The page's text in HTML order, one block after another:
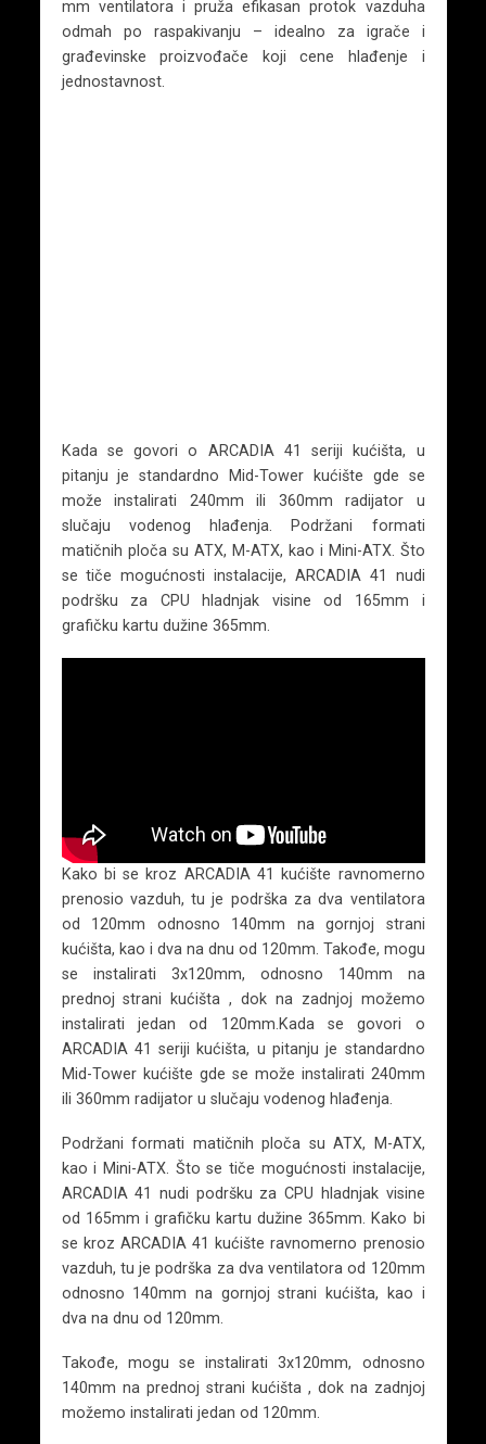
mm ventilatora i pruža efikasan protok vazduha
odmah po raspakivanju – idealno za igrače i
građevinske proizvođače koji cene hlađenje i
jednostavnost.
Kada se govori o ARCADIA 41 seriji kućišta, u
pitanju je standardno Mid-Tower kućište gde se
može instalirati 240mm ili 360mm radijator u
slučaju vodenog hlađenja. Podržani formati
matičnih ploča su ATX, M-ATX, kao i Mini-ATX. Što
se tiče mogućnosti instalacije, ARCADIA 41 nudi
podršku za CPU hladnjak visine od 165mm i
grafičku kartu dužine 365mm.
Kako bi se kroz ARCADIA 41 kućište ravnomerno
prenosio vazduh, tu je podrška za dva ventilatora
od 120mm odnosno 140mm na gornjoj strani
kućišta, kao i dva na dnu od 120mm. Takođe, mogu
se instalirati 3x120mm, odnosno 140mm na
prednoj strani kućišta , dok na zadnjoj možemo
instalirati jedan od 120mm.Kada se govori o
ARCADIA 41 seriji kućišta, u pitanju je standardno
Mid-Tower kućište gde se može instalirati 240mm
ili 360mm radijator u slučaju vodenog hlađenja.
Podržani formati matičnih ploča su ATX, M-ATX,
kao i Mini-ATX. Što se tiče mogućnosti instalacije,
ARCADIA 41 nudi podršku za CPU hladnjak visine
od 165mm i grafičku kartu dužine 365mm. Kako bi
se kroz ARCADIA 41 kućište ravnomerno prenosio
vazduh, tu je podrška za dva ventilatora od 120mm
odnosno 140mm na gornjoj strani kućišta, kao i
dva na dnu od 120mm.
Takođe, mogu se instalirati 3x120mm, odnosno
140mm na prednoj strani kućišta , dok na zadnjoj
možemo instalirati jedan od 120mm.